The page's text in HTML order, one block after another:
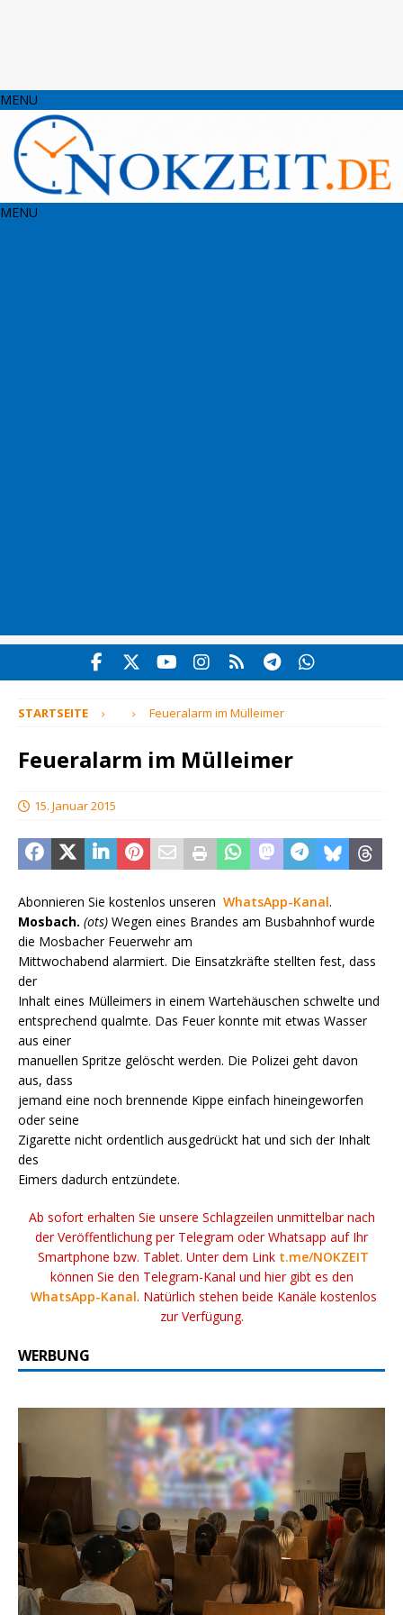
MENU
MENU
STARTSEITE Feueralarm im Mülleimer
Feueralarm im Mülleimer
15. Januar 2015
Abonnieren Sie kostenlos unseren WhatsApp-Kanal.
Mosbach. (ots) Wegen eines Brandes am Busbahnhof wurde
die Mosbacher Feuerwehr am
Mittwochabend alarmiert. Die Einsatzkräfte stellten fest, dass
der
Inhalt eines Mülleimers in einem Wartehäuschen schwelte und
entsprechend qualmte. Das Feuer konnte mit etwas Wasser
aus einer
manuellen Spritze gelöscht werden. Die Polizei geht davon
aus, dass
jemand eine noch brennende Kippe einfach hineingeworfen
oder seine
Zigarette nicht ordentlich ausgedrückt hat und sich der Inhalt
des
Eimers dadurch entzündete.
Ab sofort erhalten Sie unsere Schlagzeilen unmittelbar nach
der Veröffentlichung per Telegram oder Whatsapp auf Ihr
Smartphone bzw. Tablet. Unter dem Link t.me/NOKZEIT
können Sie den Telegram-Kanal und hier gibt es den
WhatsApp-Kanal. Natürlich stehen beide Kanäle kostenlos
zur Verfügung.
WERBUNG